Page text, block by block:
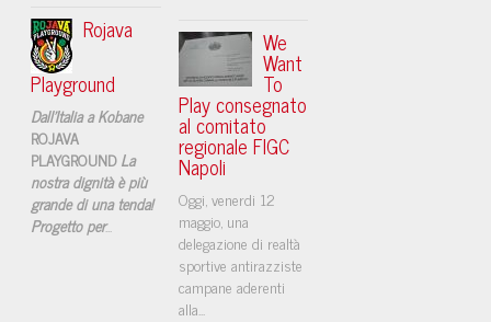
Rojava
Playground
Dall'Italia a Kobane
ROJAVA
PLAYGROUND La
nostra dignità è più
grande di una tenda!
Progetto per...
We
Want
To
Play consegnato
al comitato
regionale FIGC
Napoli
​Oggi, venerdi 12
maggio, una
delegazione di realtà
sportive antirazziste
campane aderenti
alla...